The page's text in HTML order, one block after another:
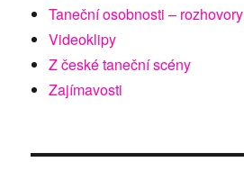
Taneční osobnosti – rozhovory
Videoklipy
Z české taneční scény
Zajímavosti